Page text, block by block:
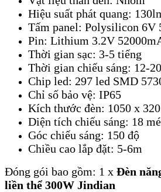
Hiệu suất phát quang:
Tấm panel: Polysilicon 6V
Pin: Lithium 3.2V
Thời gian sạc: 3-5 tiếng
Thời gian chiếu sáng: 12-
Chip led: 297 led SMD
Chỉ số bảo vệ: IP65
Kích thước đèn: 1050 x
Diện tích chiếu sáng: 18
Góc chiếu sáng: 150 độ
Chiều cao lắp đặt: 5-6m
​Đóng gói bao gồm: 1 x Đèn
liền thể 300W Jindian